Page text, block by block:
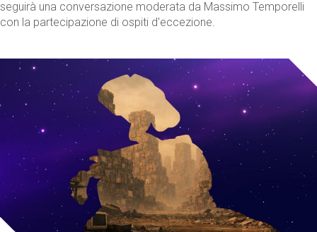
seguirà una conversazione moderata da Massimo Temporelli
con la partecipazione di ospiti d'eccezione.